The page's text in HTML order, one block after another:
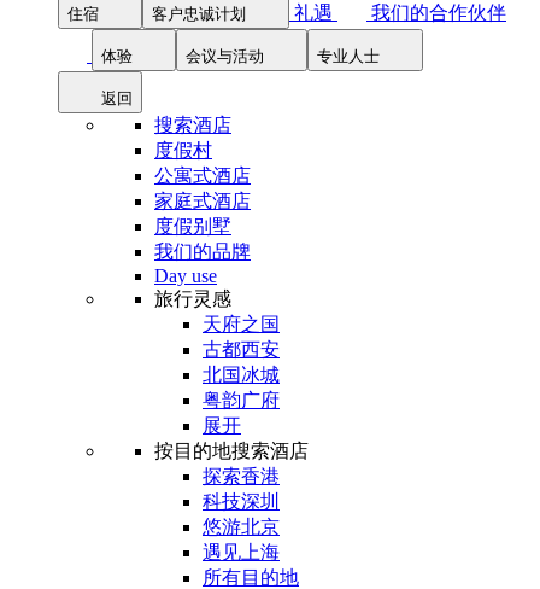
住宿 客户忠诚计划 礼遇 我们的合作伙伴
体验 会议与活动 专业人士
返回
搜索酒店
度假村
公寓式酒店
家庭式酒店
度假别墅
我们的品牌
Day use
旅行灵感
天府之国
古都西安
北国冰城
粤韵广府
展开
按目的地搜索酒店
探索香港
科技深圳
悠游北京
遇见上海
所有目的地